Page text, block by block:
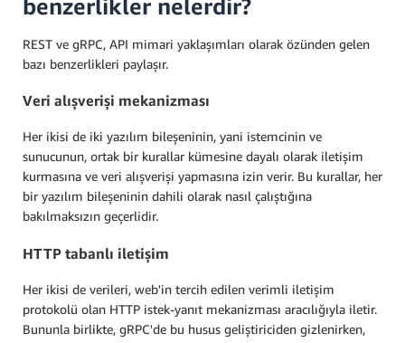
benzerlikler nelerdir?
REST ve gRPC, API mimari yaklaşımları olarak özünden gelen
bazı benzerlikleri paylaşır.
Veri alışverişi mekanizması
Her ikisi de iki yazılım bileşeninin, yani istemcinin ve
sunucunun, ortak bir kurallar kümesine dayalı olarak iletişim
kurmasına ve veri alışverişi yapmasına izin verir. Bu kurallar, her
bir yazılım bileşeninin dahili olarak nasıl çalıştığına
bakılmaksızın geçerlidir.
HTTP tabanlı iletişim
Her ikisi de verileri, web'in tercih edilen verimli iletişim
protokolü olan HTTP istek-yanıt mekanizması aracılığıyla iletir.
Bununla birlikte, gRPC'de bu husus geliştiriciden gizlenirken,